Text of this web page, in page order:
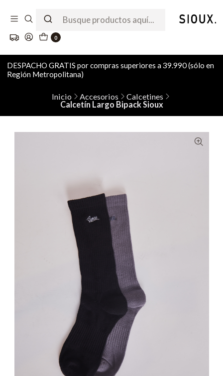
0
DESPACHO GRATIS por compras superiores a 39.990 (sólo en
Región Metropolitana)
Inicio Accesorios
Calcetines
Calcetín Largo Bipack Sioux